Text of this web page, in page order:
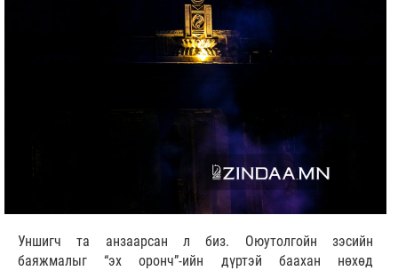
Уншигч та анзаарсан л биз. Оюутолгойн зэсийн
баяжмалыг “эх оронч”-ийн дүртэй баахан нөхөд